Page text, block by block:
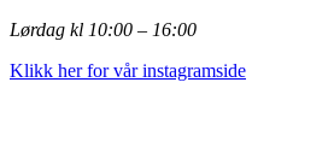
Lørdag kl 10:00 – 16:00
Klikk her for vår instagramside